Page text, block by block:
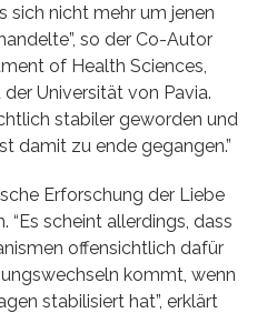
sich nicht mehr um jenen
so der Co-Autor
of Health Sciences,
Universität von Pavia.
stabiler geworden und
damit zu ende gegangen.”
Erforschung der Liebe
“Es scheint allerdings, dass
offensichtlich dafür
kommt, wenn
stabilisiert hat”, erklärt